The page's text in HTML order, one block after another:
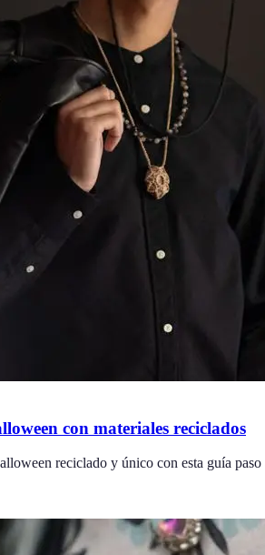
con materiales reciclados
reciclado y único con esta guía